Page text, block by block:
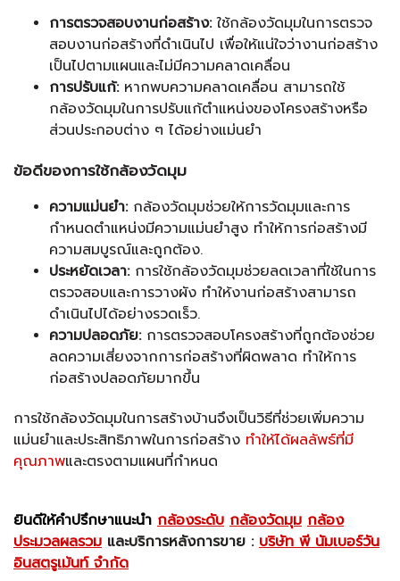
การตรวจสอบงานก่อสร้าง:ใช้กล้องวัดมุมในการตรวจ
สอบงานก่อสร้างที่ดำเนินไป เพื่อให้แน่ใจว่างานก่อสร้าง
เป็นไปตามแผนและไม่มีความคลาดเคลื่อน
การปรับแก้:หากพบความคลาดเคลื่อน สามารถใช้
กล้องวัดมุมในการปรับแก้ตำแหน่งของโครงสร้างหรือ
ส่วนประกอบต่าง ๆ ได้อย่างแม่นยำ
ข้อดีของการใช้กล้องวัดมุม
ความแม่นยำ:กล้องวัดมุมช่วยให้การวัดมุมและการ
กำหนดตำแหน่งมีความแม่นยำสูง ทำให้การก่อสร้างมี
ความสมบูรณ์และถูกต้อง.
ประหยัดเวลา:การใช้กล้องวัดมุมช่วยลดเวลาที่ใช้ในการ
ตรวจสอบและการวางผัง ทำให้งานก่อสร้างสามารถ
ดำเนินไปได้อย่างรวดเร็ว.
ความปลอดภัย:การตรวจสอบโครงสร้างที่ถูกต้องช่วย
ลดความเสี่ยงจากการก่อสร้างที่ผิดพลาด ทำให้การ
ก่อสร้างปลอดภัยมากขึ้น
การใช้กล้องวัดมุมในการสร้างบ้านจึงเป็นวิธีที่ช่วยเพิ่มความ
แม่นยำและประสิทธิภาพในการก่อสร้าง ทำให้ได้ผลลัพธ์ที่มี
คุณภาพและตรงตามแผนที่กำหนด
ยินดีให้คำปรึกษาแนะนำ กล้องระดับ กล้องวัดมุม กล้อง
ประมวลผลรวม และบริการหลังการขาย : บริษัท พี นัมเบอร์วัน
อินสตรูเม้นท์ จำกัด